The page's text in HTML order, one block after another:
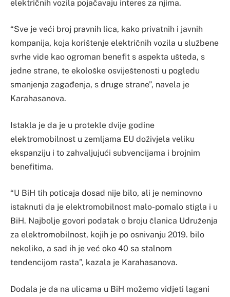
električnih vozila pojačavaju interes za njima.
“Sve je veći broj pravnih lica, kako privatnih i javnih
kompanija, koja korištenje električnih vozila u službene
svrhe vide kao ogroman benefit s aspekta ušteda, s
jedne strane, te ekološke osviještenosti u pogledu
smanjenja zagađenja, s druge strane”, navela je
Karahasanova.
Istakla je da je u protekle dvije godine
elektromobilnost u zemljama EU doživjela veliku
ekspanziju i to zahvaljujući subvencijama i brojnim
benefitima.
“U BiH tih poticaja dosad nije bilo, ali je neminovno
istaknuti da je elektromobilnost malo-pomalo stigla i u
BiH. Najbolje govori podatak o broju članica Udruženja
za elektromobilnost, kojih je po osnivanju 2019. bilo
nekoliko, a sad ih je već oko 40 sa stalnom
tendencijom rasta”, kazala je Karahasanova.
Dodala je da na ulicama u BiH možemo vidjeti lagani